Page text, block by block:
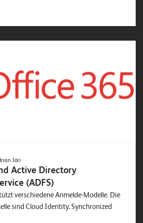
Jöri
Active Directory
(ADFS)
verschiedene Anmelde-Modelle. Die
sind Cloud Identity, Synchronized